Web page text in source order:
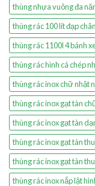
thùng nhựa vuông đa
thùng rác 100 lít đạp chân
thùng rác 1100l 4 bánh
thùng rác hình cá chép
thùng rác inox chữ nhật
thùng rác inox gạt tàn
thùng rác inox gạt tàn
thùng rác inox gạt tàn
thùng rác inox gạt tàn
thùng rác inox nắp lật